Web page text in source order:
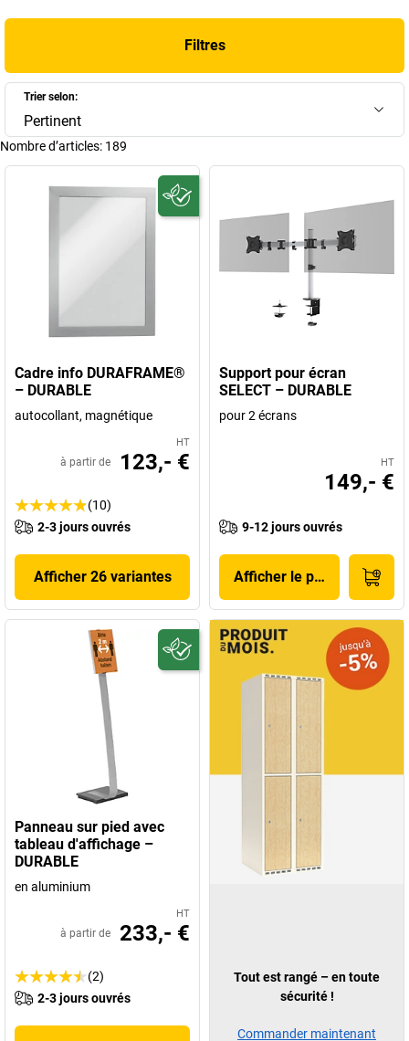
. Sinon, faites connaissance aujourd'hui
notre boutique en ligne.
Filtres
Trier selon:
Pertinent
Nombre d’articles: 189
Cadre info DURAFRAME®
– DURABLE
autocollant, magnétique
HT
à partir de 123,- €
(10)
2-3 jours ouvrés
Afficher 26 variantes
Support pour écran
SELECT – DURABLE
pour 2 écrans
HT
149,- €
9-12 jours ouvrés
Afficher le produit
Panneau sur pied avec
tableau d'affichage –
DURABLE
en aluminium
HT
à partir de 233,- €
(2)
2-3 jours ouvrés
Tout est rangé – en toute
sécurité !
Commander maintenant